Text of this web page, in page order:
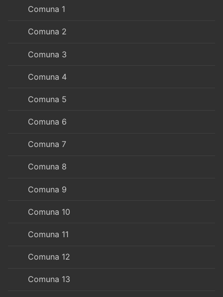
Comuna 1
Comuna 2
Comuna 3
Comuna 4
Comuna 5
Comuna 6
Comuna 7
Comuna 8
Comuna 9
Comuna 10
Comuna 11
Comuna 12
Comuna 13